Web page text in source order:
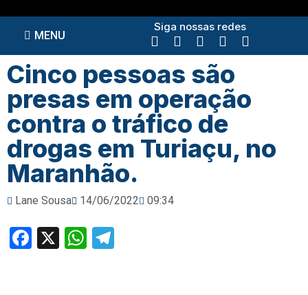
MENU
Siga nossas redes
Cinco pessoas são
presas em operação
contra o tráfico de
drogas em Turiaçu, no
Maranhão.
Lane Sousa 14/06/2022 09:34
Facebook
X WhatsApp